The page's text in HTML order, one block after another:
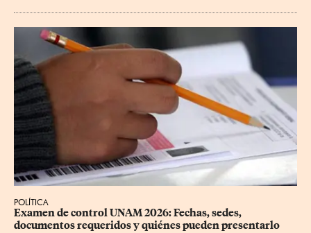
POLÍTICA
Examen de control UNAM 2026: Fechas, sedes,
documentos requeridos y quiénes pueden presentarlo